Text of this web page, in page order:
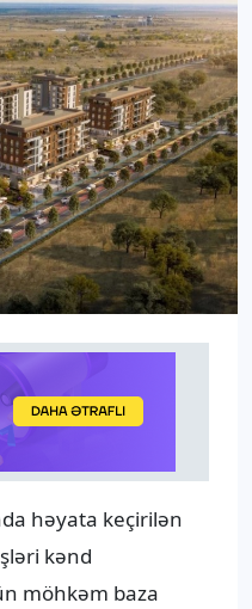
həyata keçirilən
kənd
möhkəm baza